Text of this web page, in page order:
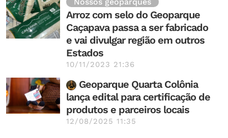
Arroz com selo do Geoparque
Caçapava passa a ser fabricado
e vai divulgar região em outros
Estados
10/11/2023 21:36
Geoparque Quarta Colônia
lança edital para certificação de
produtos e parceiros locais
12/08/2025 11:35